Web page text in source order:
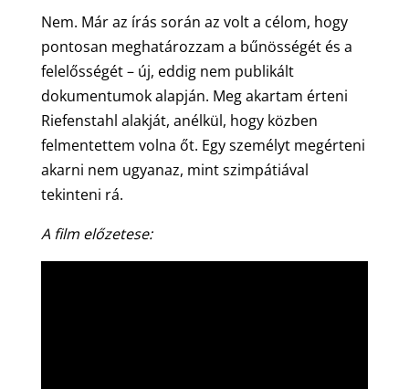
Nem. Már az írás során az volt a célom, hogy
pontosan meghatározzam a bűnösségét és a
felelősségét – új, eddig nem publikált
dokumentumok alapján. Meg akartam érteni
Riefenstahl alakját, anélkül, hogy közben
felmentettem volna őt. Egy személyt megérteni
akarni nem ugyanaz, mint szimpátiával
tekinteni rá.
A film előzetese: